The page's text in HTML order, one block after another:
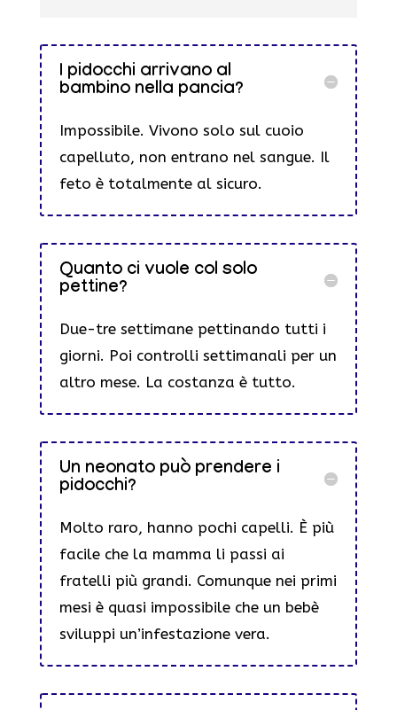
I pidocchi arrivano al
bambino nella pancia?
Impossibile. Vivono solo sul cuoio
capelluto, non entrano nel sangue. Il
feto è totalmente al sicuro.
Quanto ci vuole col solo
pettine?
Due-tre settimane pettinando tutti i
giorni. Poi controlli settimanali per un
altro mese. La costanza è tutto.
Un neonato può prendere i
pidocchi?
Molto raro, hanno pochi capelli. È più
facile che la mamma li passi ai
fratelli più grandi. Comunque nei primi
mesi è quasi impossibile che un bebè
sviluppi un’infestazione vera.